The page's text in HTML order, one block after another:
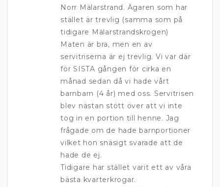
Norr Mälarstrand. Ägaren som har
stället är trevlig (samma som på
tidigare Mälarstrandskrogen)
Maten är bra, men en av
servitriserna är ej trevlig. Vi var där
för SISTA gången för cirka en
månad sedan då vi hade vårt
barnbarn (4 år) med oss. Servitrisen
blev nästan stött över att vi inte
tog in en portion till henne. Jag
frågade om de hade barnportioner
vilket hon snäsigt svarade att de
hade de ej.
Tidigare har stället varit ett av våra
bästa kvarterkrogar.